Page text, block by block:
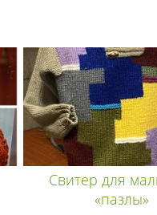
Свитер для
«пазлы»